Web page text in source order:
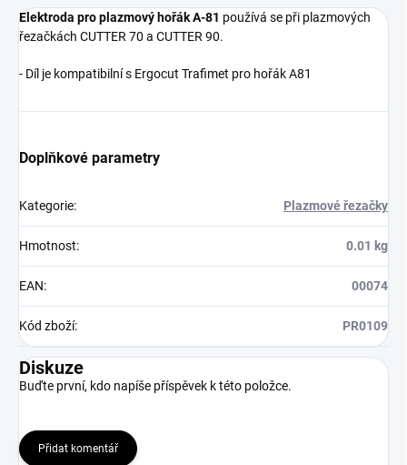
Elektroda pro plazmový hořák A-81 používá se při plazmových
řezačkách CUTTER 70 a CUTTER 90.
- Díl je kompatibilní s Ergocut Trafimet pro hořák A81
Doplňkové parametry
Kategorie: Plazmové řezačky
Hmotnost: 0.01 kg
EAN: 00074
Kód zboží: PR0109
Diskuze
Buďte první, kdo napíše příspěvek k této položce.
Přidat komentář